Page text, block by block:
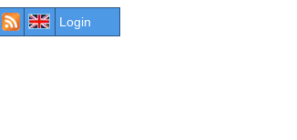
Login